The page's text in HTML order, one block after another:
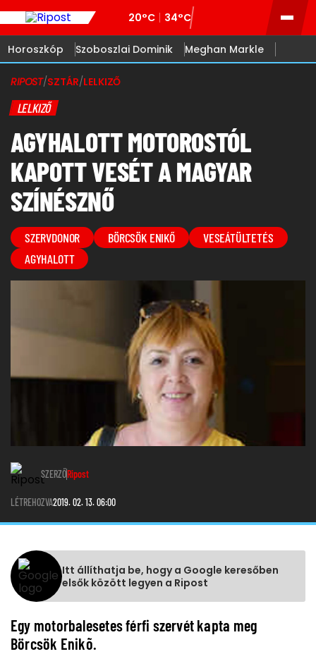
20°C 34°C
Horoszkóp Szoboszlai Dominik Meghan Markle
RIPOST/SZTÁR/LELKIZŐ
LELKIZŐ
AGYHALOTT MOTOROSTÓL
KAPOTT VESÉT A MAGYAR
SZÍNÉSZNŐ
SZERVDONOR BÖRCSÖK ENIKŐ
VESEÁTÜLTETÉS
AGYHALOTT
SZERZŐRipost
LÉTREHOZVA2019. 02. 13. 06:00
Itt állíthatja be, hogy a Google keresőben
elsők között legyen a Ripost
Egy motorbalesetes férfi szervét kapta meg
Börcsök Enikõ.